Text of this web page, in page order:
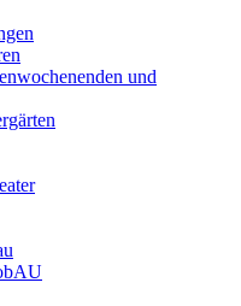
und